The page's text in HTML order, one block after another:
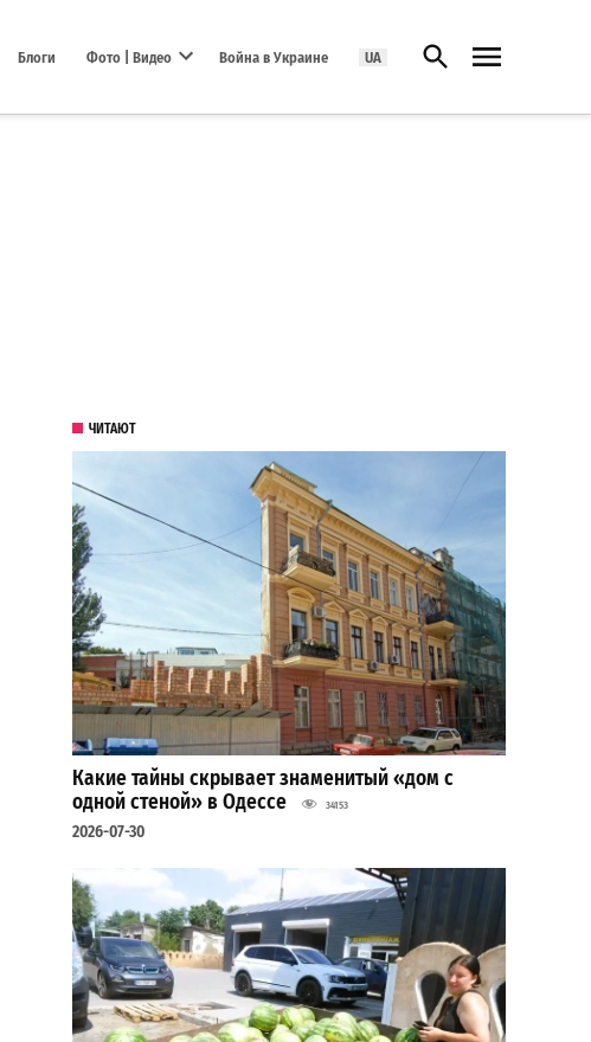
Блоги Фото | Видео Война в Украине UA Открыть поиск
ЧИТАЮТ
Какие тайны скрывает знаменитый «дом с
одной стеной» в Одессе
34153
2026-07-30